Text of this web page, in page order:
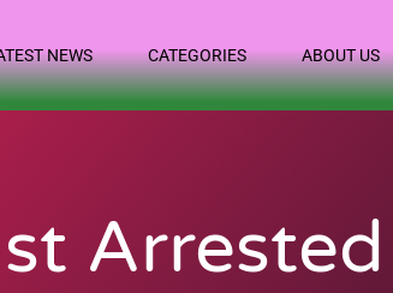
NEWS CATEGORIES ABOUT US